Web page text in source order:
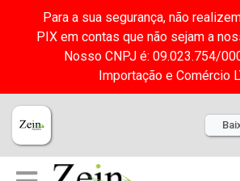
Para a sua segurança, não
PIX em contas que não sejam a
Nosso CNPJ é: 09.023.754/
Importação e Comércio